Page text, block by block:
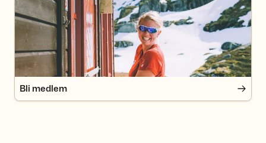
Bli medlem